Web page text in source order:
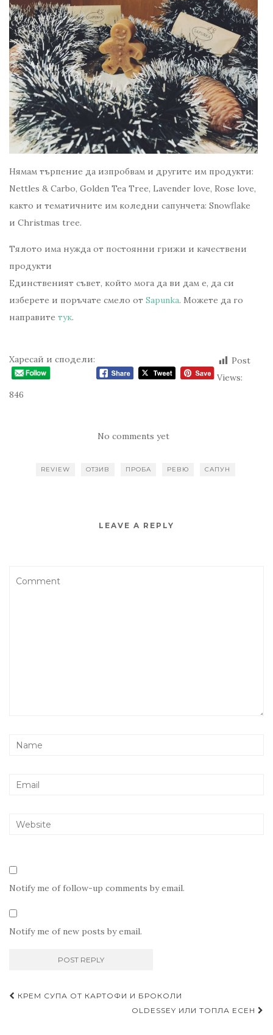
Нямам търпение да изпробвам и другите им продукти:
Nettles & Carbo, Golden Tea Tree, Lavender love, Rose love,
както и тематичните им коледни сапунчета: Snowflake
и Christmas tree.
Тялото има нужда от постоянни грижи и качествени
продукти
Единственият съвет, който мога да ви дам е, да си
изберете и поръчате смело от Sapunka. Можете да го
направите тук.
Харесай и сподели:
Post
Views:
846
No comments yet
REVIEW ОТЗИВ ПРОБА РЕВЮ САПУН
LEAVE A REPLY
Notify me of follow-up comments by email.
Notify me of new posts by email.
Post
КРЕМ СУПА ОТ КАРТОФИ И БРОКОЛИ
OLDESSEY ИЛИ ТОПЛА ЕСЕН